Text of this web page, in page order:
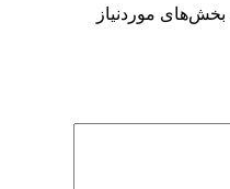
بخش‌های موردنیاز